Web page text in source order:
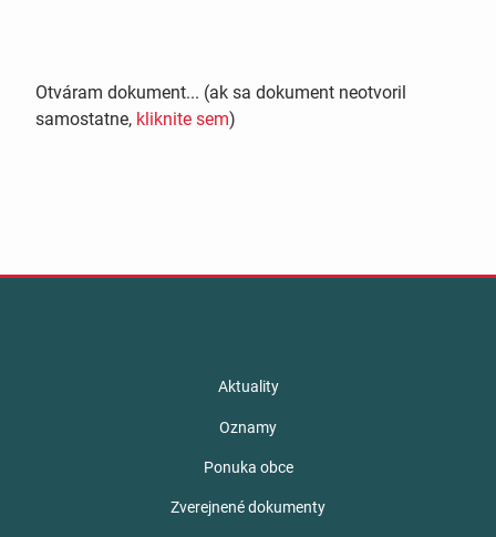
Otváram dokument... (ak sa dokument neotvoril
samostatne, kliknite sem)
Aktuality
Oznamy
Ponuka obce
Zverejnené dokumenty